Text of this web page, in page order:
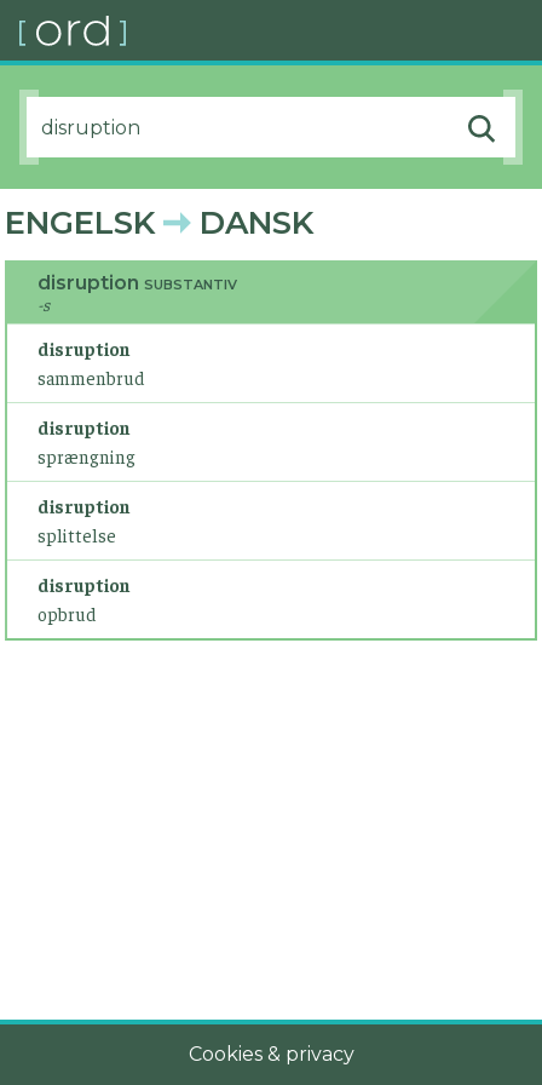
ENGELSK DANSK
disruption SUBSTANTIV
-s
disruption
sammenbrud
disruption
sprængning
disruption
splittelse
disruption
opbrud
Cookies & privacy